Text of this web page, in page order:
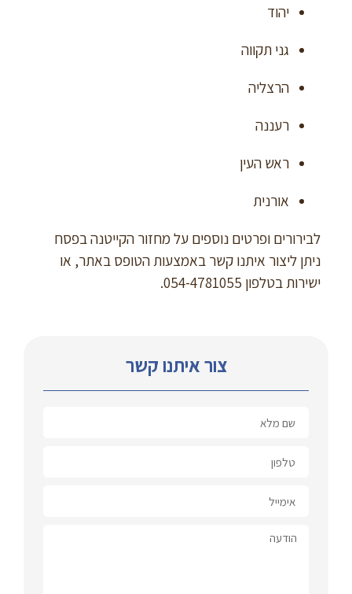
יהוד
גני תקווה
הרצליה
רעננה
ראש העין
אורנית
לבירורים ופרטים נוספים על מחזור הקייטנה בפסח
ניתן ליצור איתנו קשר באמצעות הטופס באתר, או
ישירות בטלפון 054-4781055.
צור איתנו קשר